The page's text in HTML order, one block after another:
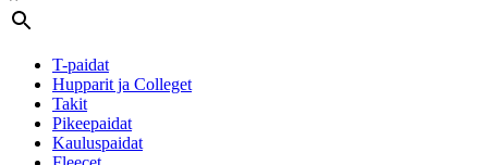
T-paidat
Hupparit ja Colleget
Takit
Pikeepaidat
Kauluspaidat